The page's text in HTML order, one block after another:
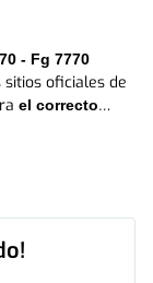
- Fg 7770
sitios oficiales de
el correcto
en calidad